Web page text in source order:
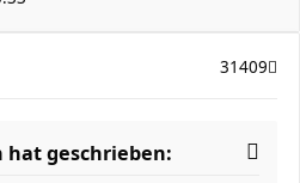
31409
hat geschrieben: